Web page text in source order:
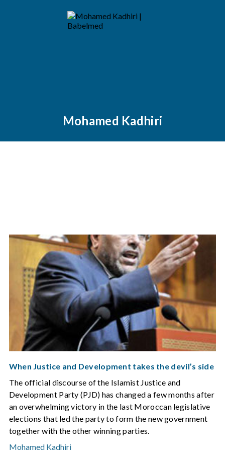
Mohamed Kadhiri
When Justice and Development takes the devil’s side
The official discourse of the Islamist Justice and
Development Party (PJD) has changed a few months after
an overwhelming victory in the last Moroccan legislative
elections that led the party to form the new government
together with the other winning parties.
Mohamed Kadhiri